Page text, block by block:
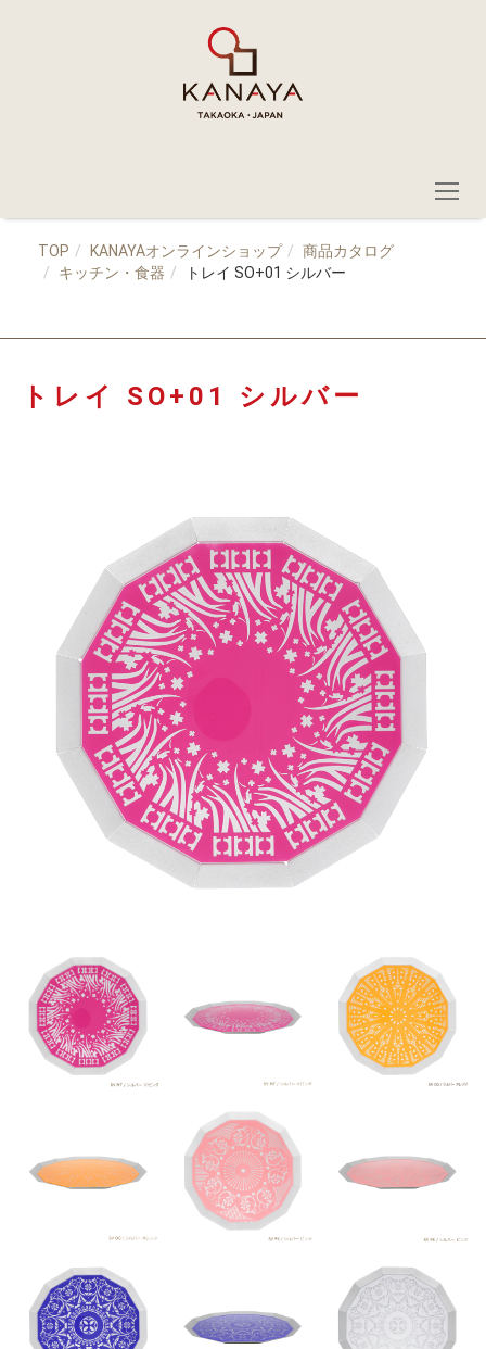
TOP KANAYAオンラインショップ
商品カタログ
キッチン・食器
トレイ SO+01 シルバー
トレイ SO+01 シルバー